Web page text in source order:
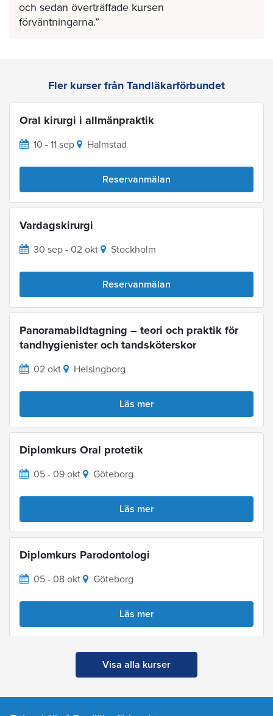
och sedan överträffade kursen
förväntningarna.
Fler kurser från Tandläkarförbundet
Oral kirurgi i allmänpraktik
10 - 11 sep Halmstad
Reservanmälan
Vardagskirurgi
30 sep - 02 okt Stockholm
Reservanmälan
Panoramabildtagning – teori och praktik för
tandhygienister och tandsköterskor
02 okt Helsingborg
Läs mer
Diplomkurs Oral protetik
05 - 09 okt Göteborg
Läs mer
Diplomkurs Parodontologi
05 - 08 okt Göteborg
Läs mer
Visa alla kurser